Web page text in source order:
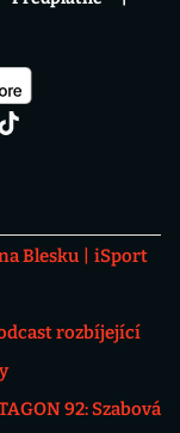
Blesku
iSport
rozbíjející
92: Szabová